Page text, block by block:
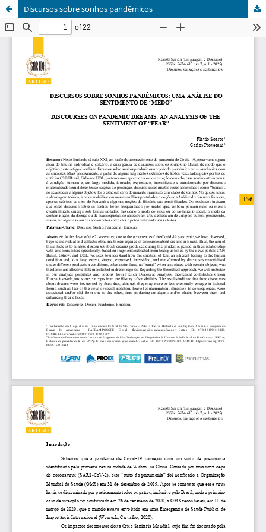
Discursos sobre sonhos pandêmicos